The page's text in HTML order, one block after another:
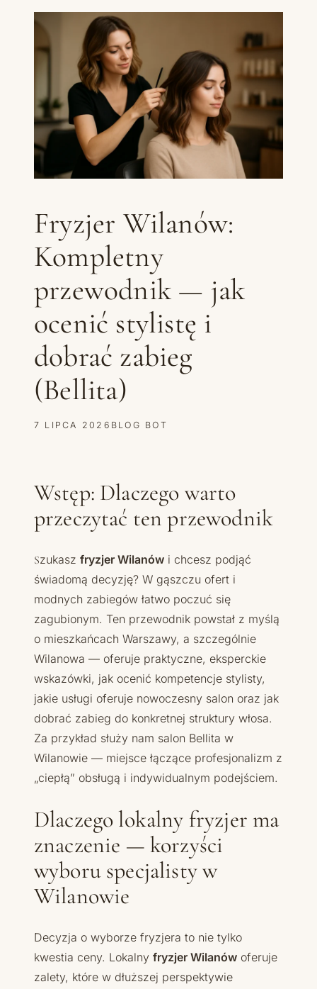
Fryzjer Wilanów:
Kompletny
przewodnik — jak
ocenić stylistę i
dobrać zabieg
(Bellita)
7 LIPCA 2026 BLOG BOT
Wstęp: Dlaczego warto
przeczytać ten przewodnik
Szukasz fryzjer Wilanów i chcesz podjąć
świadomą decyzję? W gąszczu ofert i
modnych zabiegów łatwo poczuć się
zagubionym. Ten przewodnik powstał z myślą
o mieszkańcach Warszawy, a szczególnie
Wilanowa — oferuje praktyczne, eksperckie
wskazówki, jak ocenić kompetencje stylisty,
jakie usługi oferuje nowoczesny salon oraz jak
dobrać zabieg do konkretnej struktury włosa.
Za przykład służy nam salon Bellita w
Wilanowie — miejsce łączące profesjonalizm z
„ciepłą” obsługą i indywidualnym podejściem.
Dlaczego lokalny fryzjer ma
znaczenie — korzyści
wyboru specjalisty w
Wilanowie
Decyzja o wyborze fryzjera to nie tylko
kwestia ceny. Lokalny fryzjer Wilanów oferuje
zalety, które w dłuższej perspektywie